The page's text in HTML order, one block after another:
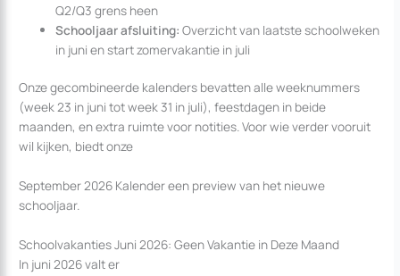
Q2/Q3 grens heen
Schooljaar afsluiting:Overzicht van laatste schoolweken
in juni en start zomervakantie in juli
Onze gecombineerde kalenders bevatten alle weeknummers
(week 23 in juni tot week 31 in juli), feestdagen in beide
maanden, en extra ruimte voor notities. Voor wie verder vooruit
wil kijken, biedt onze
September 2026 Kalender een preview van het nieuwe
schooljaar.
Schoolvakanties Juni 2026: Geen Vakantie in Deze Maand
In juni 2026 valt er